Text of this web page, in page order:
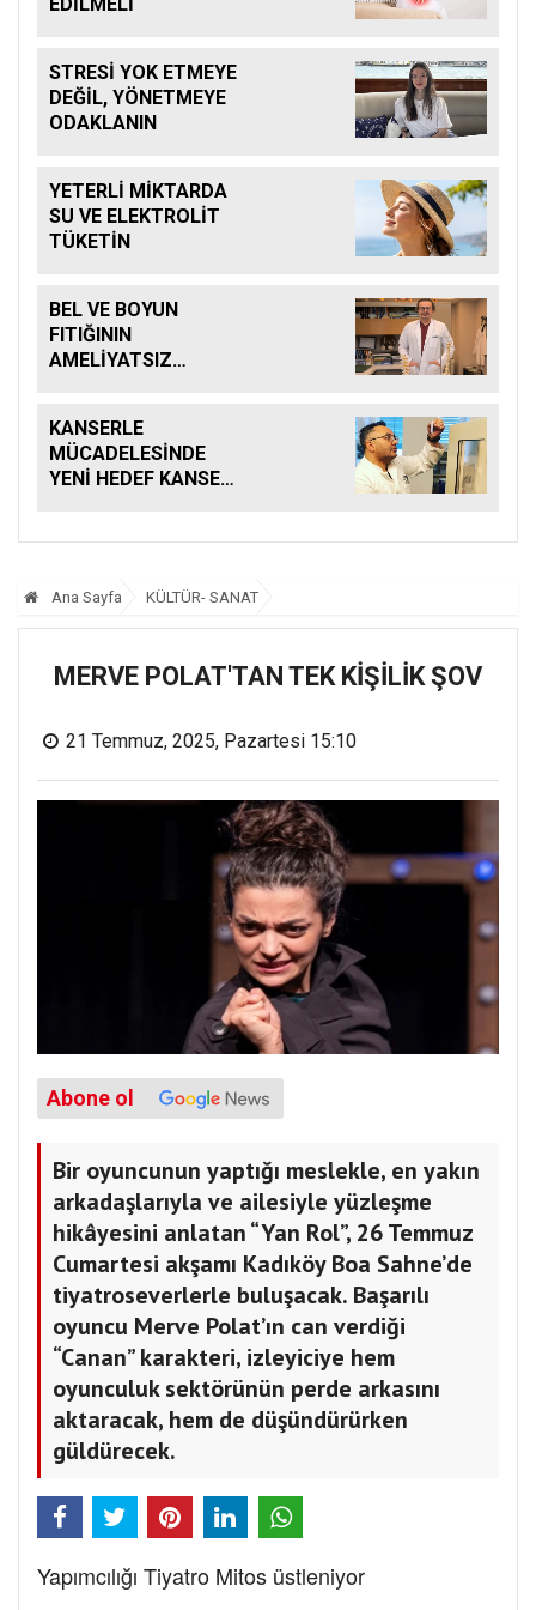
STRESİ YOK ETMEYE
DEĞİL, YÖNETMEYE
ODAKLANIN
YETERLİ MİKTARDA
SU VE ELEKTROLİT
TÜKETİN
BEL VE BOYUN
FITIĞININ
AMELİYATSIZ
KANSERLE
MÜCADELESİNDE
YENİ HEDEF KANSER
Ana Sayfa KÜLTÜR- SANAT
MERVE POLAT'TAN TEK KİŞİLİK ŞOV
21 Temmuz, 2025, Pazartesi 15:10
Abone ol
Bir oyuncunun yaptığı meslekle, en yakın
arkadaşlarıyla ve ailesiyle yüzleşme
hikâyesini anlatan “Yan Rol”, 26 Temmuz
Cumartesi akşamı Kadıköy Boa Sahne’de
tiyatroseverlerle buluşacak. Başarılı
oyuncu Merve Polat’ın can verdiği
“Canan” karakteri, izleyiciye hem
oyunculuk sektörünün perde arkasını
aktaracak, hem de düşündürürken
güldürecek.
Yapımcılığı Tiyatro Mitos üstleniyor